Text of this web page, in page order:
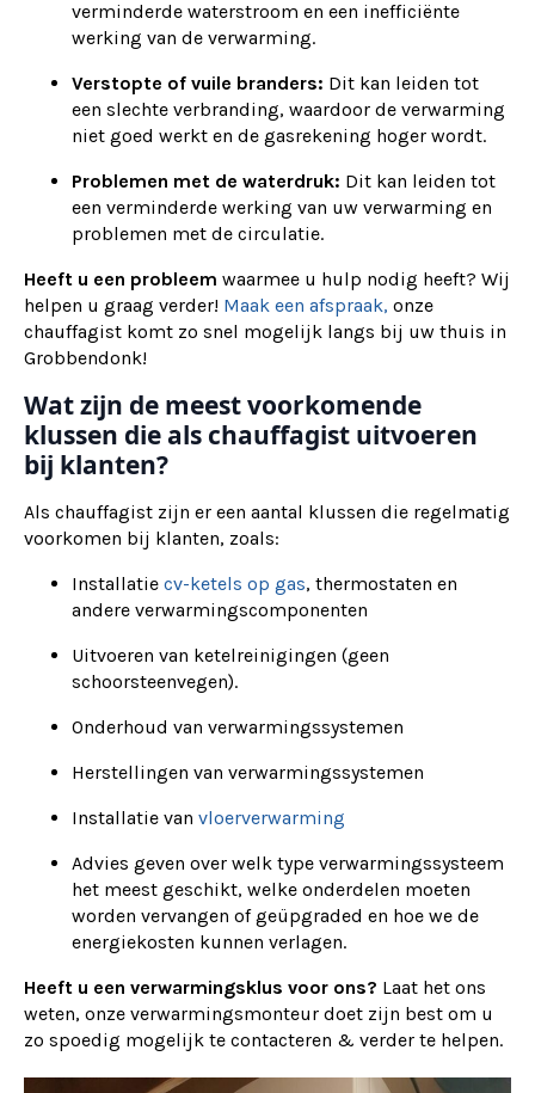
verminderde waterstroom en een inefficiënte
werking van de verwarming.
Verstopte of vuile branders: Dit kan leiden tot
een slechte verbranding, waardoor de verwarming
niet goed werkt en de gasrekening hoger wordt.
Problemen met de waterdruk: Dit kan leiden tot
een verminderde werking van uw verwarming en
problemen met de circulatie.
Heeft u een probleem waarmee u hulp nodig heeft? Wij
helpen u graag verder! Maak een afspraak, onze
chauffagist komt zo snel mogelijk langs bij uw thuis in
Grobbendonk!
Wat zijn de meest voorkomende
klussen die als chauffagist uitvoeren
bij klanten?
Als chauffagist zijn er een aantal klussen die regelmatig
voorkomen bij klanten, zoals:
Installatie cv-ketels op gas, thermostaten en
andere verwarmingscomponenten
Uitvoeren van ketelreinigingen (geen
schoorsteenvegen).
Onderhoud van verwarmingssystemen
Herstellingen van verwarmingssystemen
Installatie van vloerverwarming
Advies geven over welk type verwarmingssysteem
het meest geschikt, welke onderdelen moeten
worden vervangen of geüpgraded en hoe we de
energiekosten kunnen verlagen.
Heeft u een verwarmingsklus voor ons? Laat het ons
weten, onze verwarmingsmonteur doet zijn best om u
zo spoedig mogelijk te contacteren & verder te helpen.